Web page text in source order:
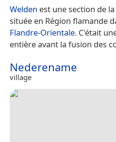
Welden est une section de
située en Région flamande
Flandre-Orientale. C'était
entière avant la fusion des
Nederename
village